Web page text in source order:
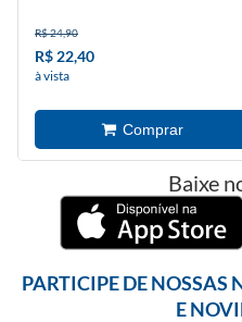
R$ 24,90
R$ 22,40
à vista
Baixe
PARTICIPE DE NOSSAS
E